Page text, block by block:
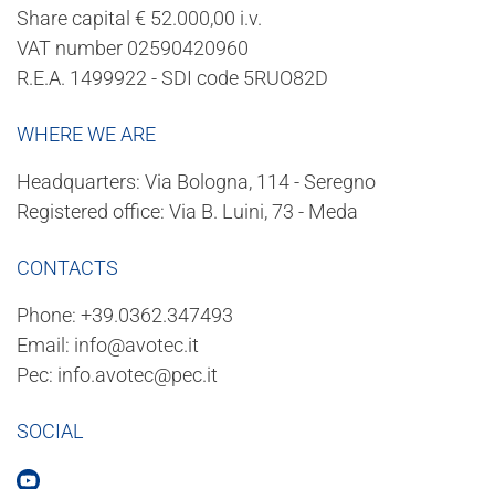
Share capital € 52.000,00 i.v.
VAT number 02590420960
R.E.A. 1499922 - SDI code 5RUO82D
WHERE WE ARE
Headquarters: Via Bologna, 114 - Seregno
Registered office: Via B. Luini, 73 - Meda
CONTACTS
Phone: +39.0362.347493
Email: info@avotec.it
Pec: info.avotec@pec.it
SOCIAL